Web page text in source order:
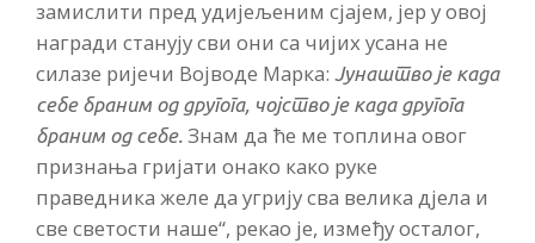
замислити пред удијељеним сјајем, јер у овој
награди станују сви они са чијих усана не
силазе ријечи Војводе Марка: Јунаштво је када
себе браним од другога, чојство је када другога
браним од себе. Знам да ће ме топлина овог
признања гријати онако како руке
праведника желе да угрију сва велика дјела и
све светости наше“, рекао је, између осталог,